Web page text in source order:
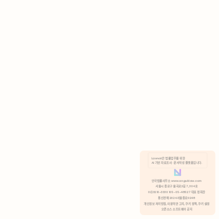
분석 쿠키 허용
Lawvot은 법률업무를 위한
AI 기반 자료조사 · 문서작성 플랫폼입니다.
안국법률사무소 www.anguklaw.com
서울시 종로구 율곡로2길 7, 304호
02)3210-3330 105-05-48527 대표 정희찬
통신판매 2024서울종로0248
개인정보 처리방침, 이용약관 고지, 쿠키 정책, 쿠키 설정
오픈소스 소프트웨어 공지